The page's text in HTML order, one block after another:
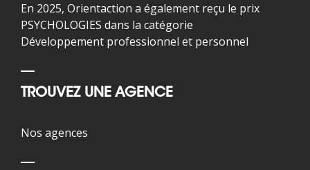
En 2025, Orientaction a également reçu le prix
PSYCHOLOGIES dans la catégorie
Développement professionnel et personnel
TROUVEZ UNE AGENCE
Nos agences